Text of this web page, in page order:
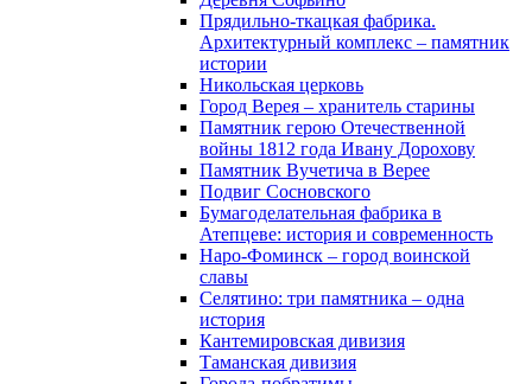
Прядильно-ткацкая фабрика.
Архитектурный комплекс – памятник
истории
Никольская церковь
Город Верея – хранитель старины
Памятник герою Отечественной
войны 1812 года Ивану Дорохову
Памятник Вучетича в Верее
Подвиг Сосновского
Бумагоделательная фабрика в
Атепцеве: история и современность
Наро-Фоминск – город воинской
славы
Селятино: три памятника – одна
история
Кантемировская дивизия
Таманская дивизия